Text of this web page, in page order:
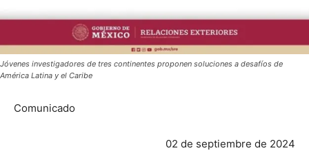
Jóvenes investigadores de tres continentes proponen soluciones a desafíos de
América Latina y el Caribe
Comunicado
02 de septiembre de 2024